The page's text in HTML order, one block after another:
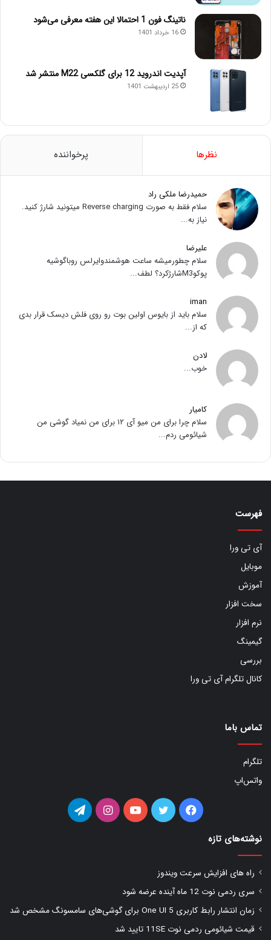
ناتینگ فون 1 احتمالا این هفته معرفی می‌شود
16 خرداد 1401
آپدیت اندروید 12 برای گلکسی M22 منتشر شد
25 اردیبهشت 1401
نظرها پرخواننده
حمیدرضا ملکی راد
سلام فقط به صورت Reverse charging میتونید شارژ کنید.
نیاز به...
علیرضا
سلام چطورمیشه ساعت هوشمندوایرلس روباگوشیه
پوکوM3شارژکرد؟ لطف...
iman
سلام باید از بایوس اولین بوت رو روی فلش دیسک قرار بدی
که از...
لادن
خوب...
کامیار
سلام چرا برای من میو آی ۱۲ برای من نمیاد گوشی من
شیائومی ردم...
فهرست
آی تی ورا
موبایل
آموزش
سخت افزار
نرم افزار
گیمینگ
بررسی
کانال تلگرام آی تی ورا
تماس باما
تلگرام
واتس‌اپ
فیس توییتر یوتیوب اینستاگرامتلگرام
نوشته‌های تازه
راه های افزایش سرعت ویندوز
سری ردمی نوت 12 ماه آینده عرضه شود
زمان انتشار رابط کاربری One UI 5 برای گوشی‌های سامسونگ مشخص شد
قیمت شیائومی ردمی نوت 11SE تایید شد